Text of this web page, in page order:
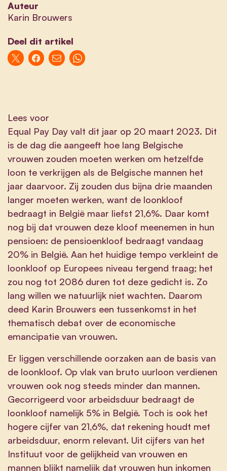
Auteur
Karin Brouwers
Deel dit artikel
Lees voor
Equal Pay Day valt dit jaar op 20 maart 2023. Dit
is de dag die aangeeft hoe lang Belgische
vrouwen zouden moeten werken om hetzelfde
loon te verkrijgen als de Belgische mannen het
jaar daarvoor. Zij zouden dus bijna drie maanden
langer moeten werken, want de loonkloof
bedraagt in België maar liefst 21,6%. Daar komt
nog bij dat vrouwen deze kloof meenemen in hun
pensioen: de pensioenkloof bedraagt vandaag
20% in België. Aan het huidige tempo verkleint de
loonkloof op Europees niveau tergend traag; het
zou nog tot 2086 duren tot deze gedicht is. Zo
lang willen we natuurlijk niet wachten. Daarom
deed Karin Brouwers een tussenkomst in het
thematisch debat over de economische
emancipatie van vrouwen.
Er liggen verschillende oorzaken aan de basis van
de loonkloof. Op vlak van bruto uurloon verdienen
vrouwen ook nog steeds minder dan mannen.
Gecorrigeerd voor arbeidsduur bedraagt de
loonkloof namelijk 5% in België. Toch is ook het
hogere cijfer van 21,6%, dat rekening houdt met
arbeidsduur, enorm relevant. Uit cijfers van het
Instituut voor de gelijkheid van vrouwen en
mannen blijkt namelijk dat vrouwen hun inkomen